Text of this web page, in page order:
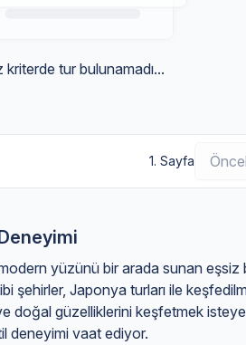
kriterde tur bulunamadı...
1. Sayfa
yüzünü bir arada sunan
şehirler, Japonya turları ile
doğal güzelliklerini keşfetmek
deneyimi vaat ediyor.